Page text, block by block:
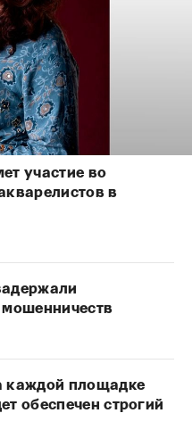
участие во
в
каждой площадке
обеспечен строгий